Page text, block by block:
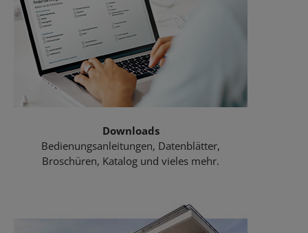
Downloads
Bedienungsanleitungen, Datenblätter,
Broschüren, Katalog und vieles mehr.